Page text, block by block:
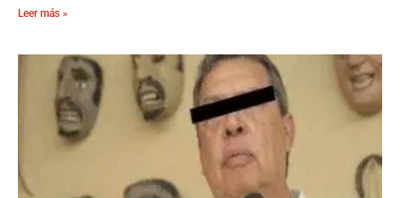
Leer más »